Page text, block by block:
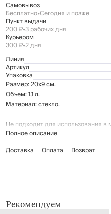
Самовывоз
Бесплатно•Сегодня и позже
Пункт выдачи
200 ₽•3 рабочих дня
Курьером
300 ₽•2 дня
Линия
Артикул
Упаковка
Размер: 20х9 см.
Объем: 1,1 л.
Материал: стекло.
Не подходит для использования в
мыть вручную с применением
жесткие губки
Полное описание
Доставка
Оплата Возврат
Рекомендуем